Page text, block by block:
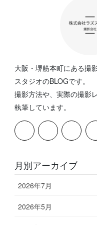
大阪・堺筋本町にある撮
スタジオのBLOGです。
撮影方法や、実際の撮影
執筆しています。
月別アーカイブ
2026年7月
2026年5月